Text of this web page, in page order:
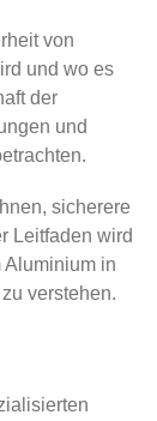
von
und wo es
der
und
sicherere
Leitfaden wird
Aluminium in
verstehen.